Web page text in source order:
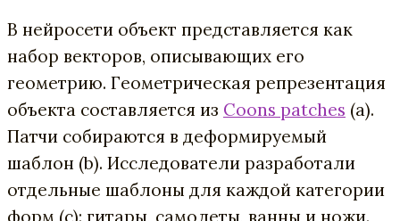
В нейросети объект представляется как
набор векторов, описывающих его
геометрию. Геометрическая репрезентация
объекта составляется из Coons patches (а).
Патчи собираются в деформируемый
шаблон (b). Исследователи разработали
отдельные шаблоны для каждой категории
форм (с): гитары, самолеты, ванны и ножи.